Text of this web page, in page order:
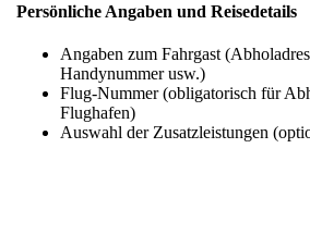
Persönliche Angaben und Reisedetails
Angaben zum Fahrgast
Handynummer usw.)
Flug-Nummer (obligatorisch für
Flughafen)
Auswahl der Zusatzleistungen